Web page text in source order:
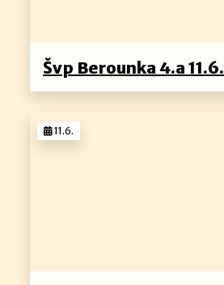
Švp Berounka 4.a 11.6.
11.6.